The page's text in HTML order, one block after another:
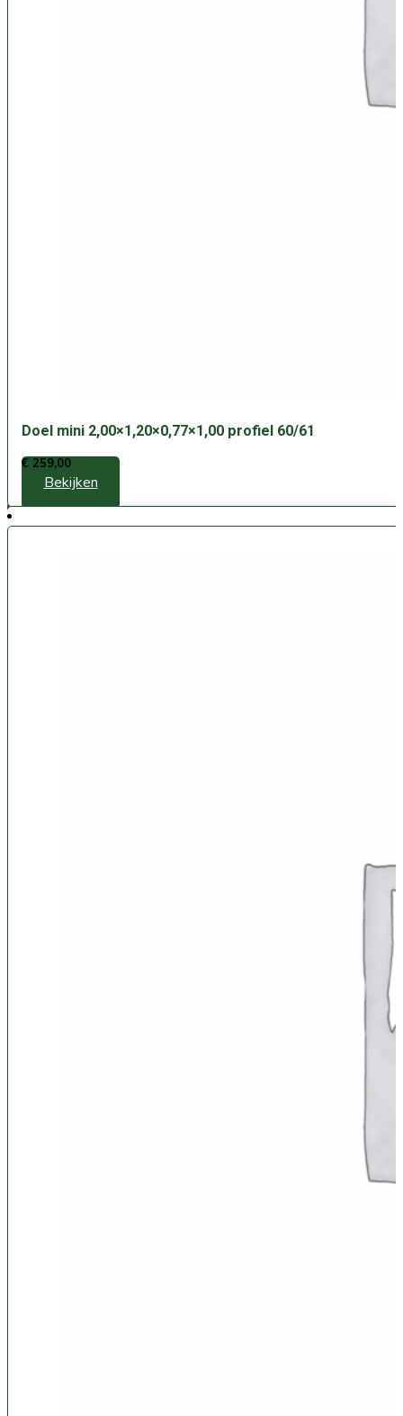
Doel mini 2,00×1,20×0,77×1,00 profiel 60/61
€ 259,00
Bekijken